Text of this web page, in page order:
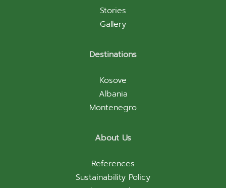
Stories
Gallery
Destinations
Kosove
Albania
Montenegro
About Us
References
Sustainability Policy